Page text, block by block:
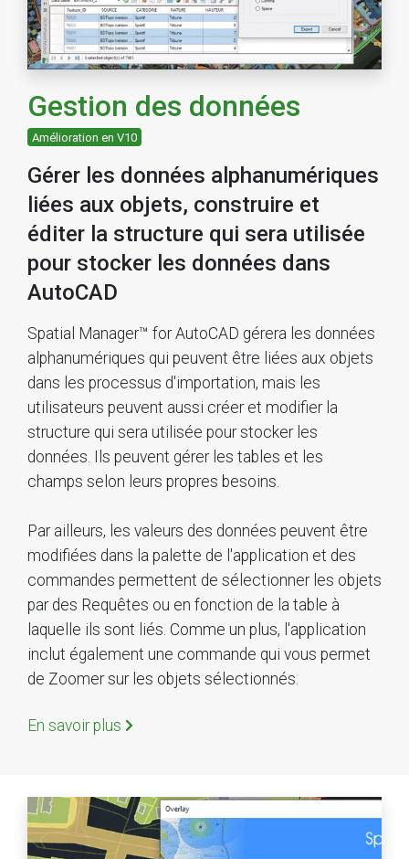
Gestion des données
Amélioration en V10
Gérer les données alphanumériques
liées aux objets, construire et
éditer la structure qui sera utilisée
pour stocker les données dans
AutoCAD
Spatial Manager™ for AutoCAD gérera les données
alphanumériques qui peuvent être liées aux objets
dans les processus d'importation, mais les
utilisateurs peuvent aussi créer et modifier la
structure qui sera utilisée pour stocker les
données. Ils peuvent gérer les tables et les
champs selon leurs propres besoins.
Par ailleurs, les valeurs des données peuvent être
modifiées dans la palette de l'application et des
commandes permettent de sélectionner les objets
par des Requêtes ou en fonction de la table à
laquelle ils sont liés. Comme un plus, l'application
inclut également une commande qui vous permet
de Zoomer sur les objets sélectionnés.
En savoir plus